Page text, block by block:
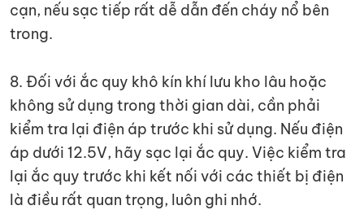
cạn, nếu sạc tiếp rất dễ dẫn đến cháy nổ bên
trong.
8. Đối với ắc quy khô kín khí lưu kho lâu hoặc
không sử dụng trong thời gian dài, cần phải
kiểm tra lại điện áp trước khi sử dụng. Nếu điện
áp dưới 12.5V, hãy sạc lại ắc quy. Việc kiểm tra
lại ắc quy trước khi kết nối với các thiết bị điện
là điều rất quan trọng, luôn ghi nhớ.